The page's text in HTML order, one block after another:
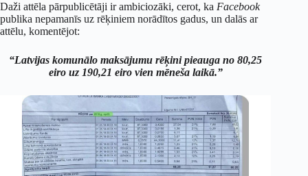
Daži attēla pārpublicētāji ir ambiciozāki, cerot, ka Facebook
publika nepamanīs uz rēķiniem norādītos gadus, un dalās ar
attēlu, komentējot:
“Latvijas komunālo maksājumu rēķini pieauga no 80,25
eiro uz 190,21 eiro vien mēneša laikā.”